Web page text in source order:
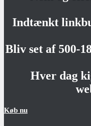
Indtænkt
Bliv set af 500-
Hver dag
Køb nu